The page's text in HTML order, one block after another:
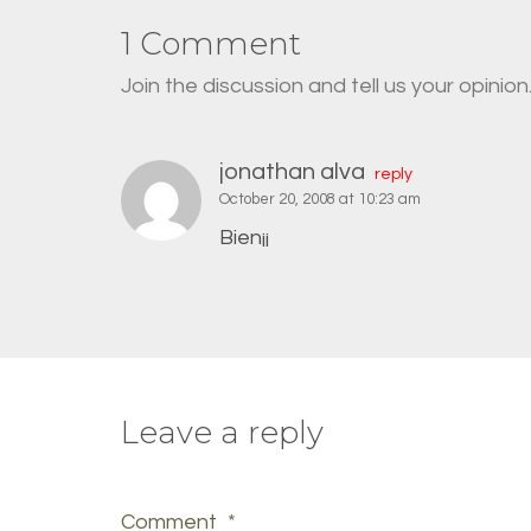
1 Comment
Join the discussion and tell us your opinion.
jonathan alva
reply
October 20, 2008 at 10:23 am
Bien¡¡
Leave a reply
Comment *